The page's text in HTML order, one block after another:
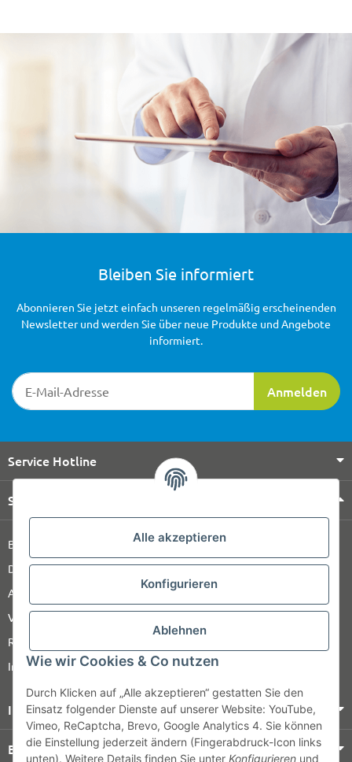
Alle akzeptieren
Konfigurieren
Ablehnen
Wie wir Cookies & Co nutzen
Durch Klicken auf „Alle akzeptieren“ gestatten Sie den
Einsatz folgender Dienste auf unserer Website: YouTube,
Vimeo, ReCaptcha, Brevo, Google Analytics 4. Sie können
die Einstellung jederzeit ändern (Fingerabdruck-Icon links
unten). Weitere Details finden Sie unter Konfigurieren und
Bleiben Sie informiert
Newsletter-Registrierung
Anmelden
Abonnieren Sie jetzt einfach unseren regelmäßig erscheinenden
Newsletter und werden Sie über neue Produkte und Angebote
informiert.
Service Hotline
Shop Service
Barrierefreiheitserklärung
Datenschutz
AGB
Versandinformationen
Retour
Impressum
Informationen
Bezahlung & Versand